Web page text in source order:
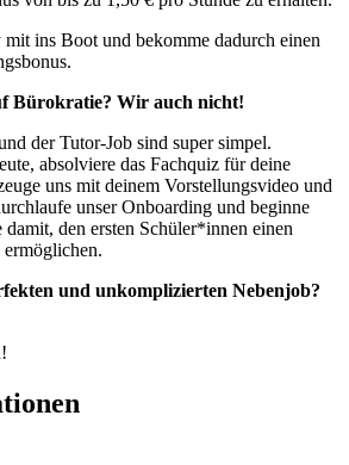
ins Boot und bekomme dadurch einen
Bürokratie? Wir auch nicht!
der Tutor-Job sind super simpel.
absolviere das Fachquiz für deine
uns mit deinem Vorstellungsvideo und
unser Onboarding und beginne
den ersten Schüler*innen einen
ermöglichen.
und unkomplizierten Nebenjob?